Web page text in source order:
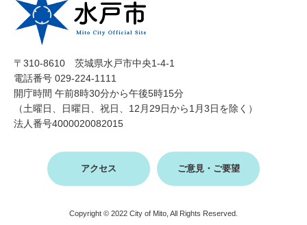
〒310-8610 茨城県水戸市中央1-4-1
電話番号 029-224-1111
開庁時間 午前8時30分から午後5時15分
（土曜日、日曜日、祝日、12月29日から1月3日を除く）
法人番号4000020082015
アクセス ご意見・ご要望
Copyright © 2022 City of Mito, All Rights Reserved.